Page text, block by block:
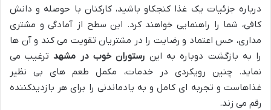
درباره جزئیات یک غذا کنجکاو باشید، کارکنان با حوصله و دانش
کافی، شما را راهنمایی خواهند کرد. این سطح از آمادگی و مشتری
مداری، حس اعتماد و رضایت را در مشتریان تقویت می کند و آن ها
را به بازگشت دوباره به این رستوران خوب در مشهدترغیب می
نماید. چنین رویکردی در خدمات، مکمل طعم های بی نظیر
غذاهاست و تجربه ای کامل و به یادماندنی را برای هر بازدیدکننده
رقم می زند.